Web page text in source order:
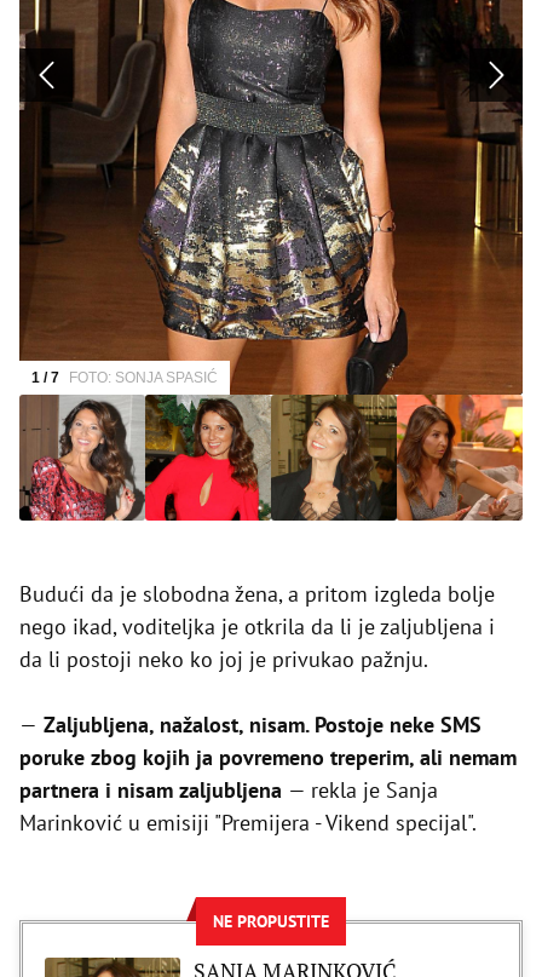
1 / 7 FOTO: SONJA SPASIĆ
Budući da je slobodna žena, a pritom izgleda bolje
nego ikad, voditeljka je otkrila da li je zaljubljena i
da li postoji neko ko joj je privukao pažnju.
— Zaljubljena, nažalost, nisam. Postoje neke SMS
poruke zbog kojih ja povremeno treperim, ali nemam
partnera i nisam zaljubljena — rekla je Sanja
Marinković u emisiji "Premijera - Vikend specijal".
NE PROPUSTITE